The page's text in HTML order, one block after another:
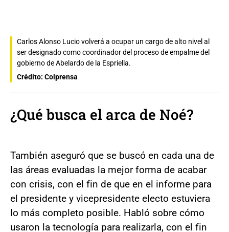
Carlos Alonso Lucio volverá a ocupar un cargo de alto nivel al
ser designado como coordinador del proceso de empalme del
gobierno de Abelardo de la Espriella.
Crédito: Colprensa
¿Qué busca el arca de Noé?
También aseguró que se buscó en cada una de
las áreas evaluadas la mejor forma de acabar
con crisis, con el fin de que en el informe para
el presidente y vicepresidente electo estuviera
lo más completo posible. Habló sobre cómo
usaron la tecnología para realizarla, con el fin